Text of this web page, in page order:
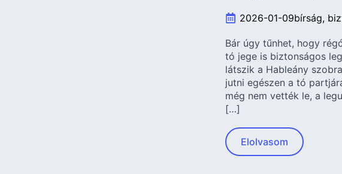
2026-01-09bírság
Bár úgy tűnhet, hogy
tó jege is biztonságos
látszik a Hableány
jutni egészen a tó
még nem vették le, a
[…]
Elolvasom